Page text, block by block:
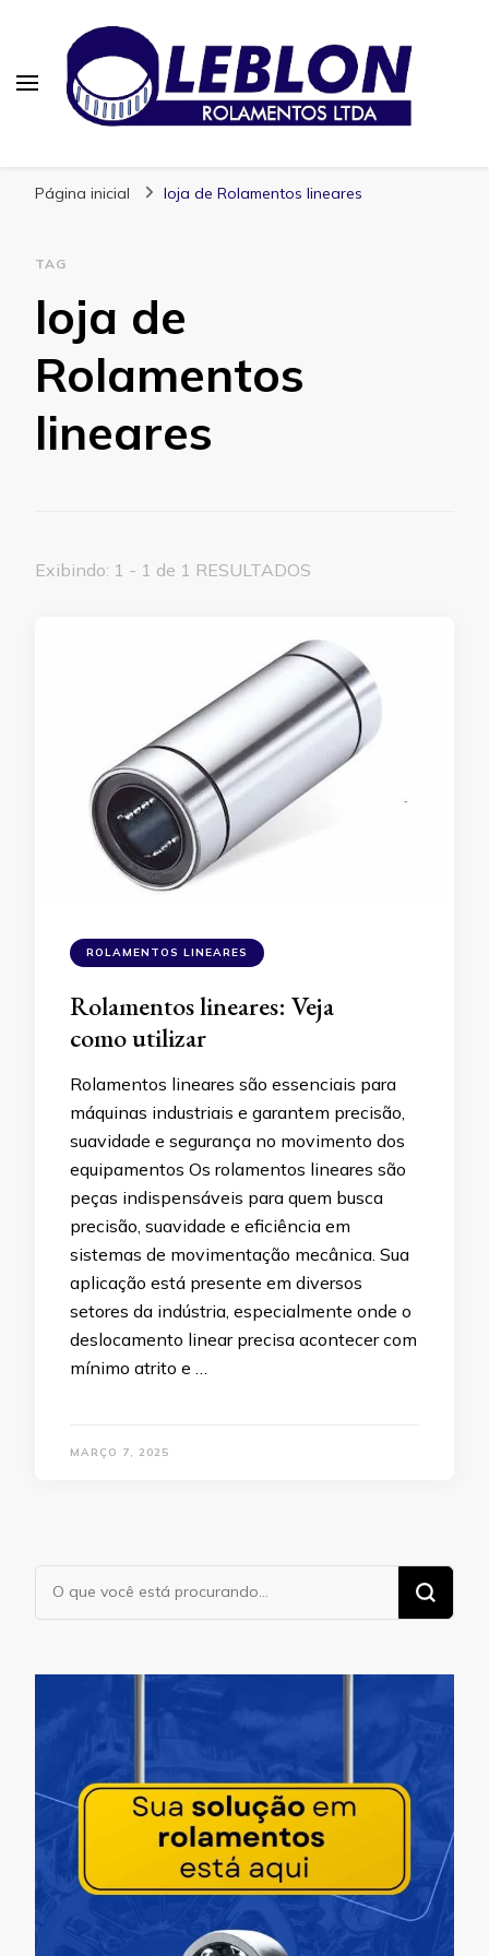
Página inicial loja de Rolamentos lineares
TAG
loja de
Rolamentos
lineares
Exibindo: 1 - 1 de 1 RESULTADOS
ROLAMENTOS LINEARES
Rolamentos lineares: Veja
como utilizar
Rolamentos lineares são essenciais para
máquinas industriais e garantem precisão,
suavidade e segurança no movimento dos
equipamentos Os rolamentos lineares são
peças indispensáveis para quem busca
precisão, suavidade e eficiência em
sistemas de movimentação mecânica. Sua
aplicação está presente em diversos
setores da indústria, especialmente onde o
deslocamento linear precisa acontecer com
mínimo atrito e …
MARÇO 7, 2025
Procurando
algo?